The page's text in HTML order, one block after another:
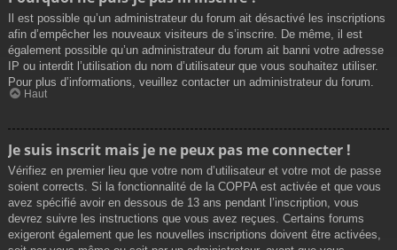
Il est possible qu’un administrateur du forum ait désactivé les inscriptions
afin d’empêcher les nouveaux visiteurs de s’inscrire. De même, il est
également possible qu’un administrateur du forum ait banni votre adresse
IP ou interdit l’utilisation du nom d’utilisateur que vous souhaitez utiliser.
Pour plus d’informations, veuillez contacter un administrateur du forum.
Haut
Je suis inscrit mais je ne peux pas me connecter !
Vérifiez en premier lieu que votre nom d’utilisateur et votre mot de passe
soient corrects. Si la fonctionnalité de la COPPA est activée et que vous
avez spécifié avoir en dessous de 13 ans pendant l’inscription, vous
devrez suivre les instructions que vous avez reçues. Certains forums
exigeront également que les nouvelles inscriptions doivent être activées,